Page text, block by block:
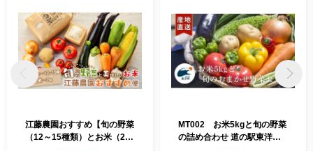
江藤農園おすすめ【旬の野菜
（12～15種類）とお米（2k
MT002 お米5kgと旬の野菜
の詰め合わせ 道の駅東洋町